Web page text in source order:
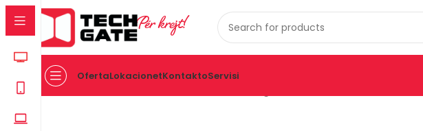
Për krejt!
OfertaLokacionetKontaktoServisi
Kreu